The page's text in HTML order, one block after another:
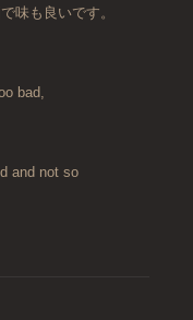
味も良いです。
bad,
and not so